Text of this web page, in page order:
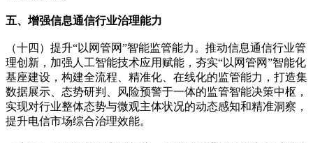
五、增强信息通信行业治理能力
（十四）提升“以网管网”智能监管能力。推动信息通信行业管
理创新，加强人工智能技术应用赋能，夯实“以网管网”智能化
基座建设，构建全流程、精准化、在线化的监管能力，打造集
数据展示、态势研判、风险预警于一体的监管智能决策中枢，
实现对行业整体态势与微观主体状况的动态感知和精准洞察，
提升电信市场综合治理效能。